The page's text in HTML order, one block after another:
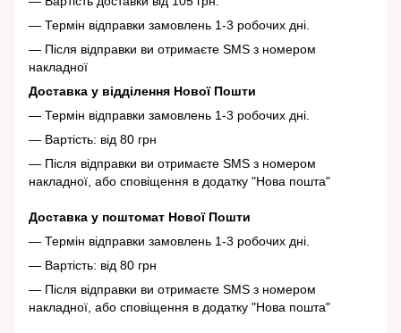
— Термін відправки замовлень 1-3 робочих дні.
— Після відправки ви отримаєте SMS з номером
накладної
Доставка у відділення Нової Пошти
— Термін відправки замовлень 1-3 робочих дні.
— Вартість: від 80 грн
— Після відправки ви отримаєте SMS з номером
накладної, або сповіщення в додатку "Нова пошта"
Доставка у поштомат Нової Пошти
— Термін відправки замовлень 1-3 робочих дні.
— Вартість: від 80 грн
— Після відправки ви отримаєте SMS з номером
накладної, або сповіщення в додатку "Нова пошта"